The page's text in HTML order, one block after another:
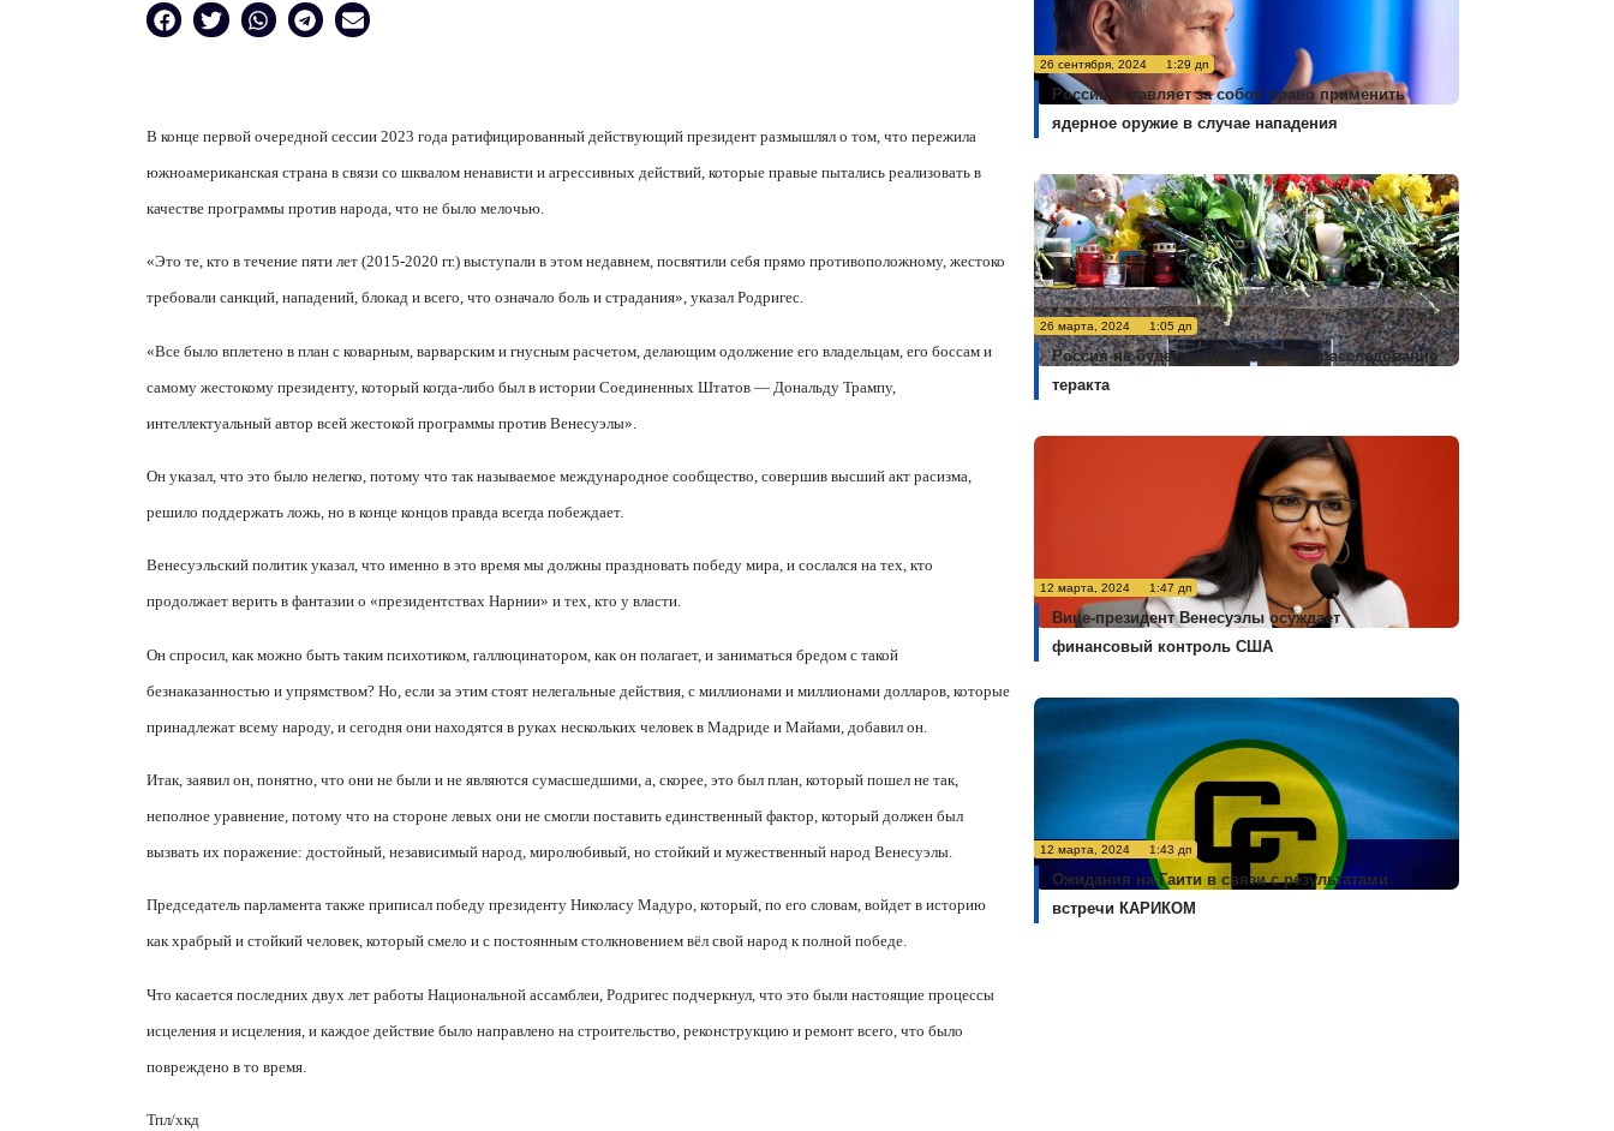
В конце первой очередной сессии 2023 года ратифицированный действующий президент размышлял о том, что пережила
южноамериканская страна в связи со шквалом ненависти и агрессивных действий, которые правые пытались реализовать в
качестве программы против народа, что не было мелочью.
«Это те, кто в течение пяти лет (2015-2020 гг.) выступали в этом недавнем, посвятили себя прямо противоположному, жестоко
требовали санкций, нападений, блокад и всего, что означало боль и страдания», указал Родригес.
«Все было вплетено в план с коварным, варварским и гнусным расчетом, делающим одолжение его владельцам, его боссам и
самому жестокому президенту, который когда-либо был в истории Соединенных Штатов — Дональду Трампу,
интеллектуальный автор всей жестокой программы против Венесуэлы».
Он указал, что это было нелегко, потому что так называемое международное сообщество, совершив высший акт расизма,
решило поддержать ложь, но в конце концов правда всегда побеждает.
Венесуэльский политик указал, что именно в это время мы должны праздновать победу мира, и сослался на тех, кто
продолжает верить в фантазии о «президентствах Нарнии» и тех, кто у власти.
Он спросил, как можно быть таким психотиком, галлюцинатором, как он полагает, и заниматься бредом с такой
безнаказанностью и упрямством? Но, если за этим стоят нелегальные действия, с миллионами и миллионами долларов, которые
принадлежат всему народу, и сегодня они находятся в руках нескольких человек в Мадриде и Майами, добавил он.
Итак, заявил он, понятно, что они не были и не являются сумасшедшими, а, скорее, это был план, который пошел не так,
неполное уравнение, потому что на стороне левых они не смогли поставить единственный фактор, который должен был
вызвать их поражение: достойный, независимый народ, миролюбивый, но стойкий и мужественный народ Венесуэлы.
Председатель парламента также приписал победу президенту Николасу Мадуро, который, по его словам, войдет в историю
как храбрый и стойкий человек, который смело и с постоянным столкновением вёл свой народ к полной победе.
Что касается последних двух лет работы Национальной ассамблеи, Родригес подчеркнул, что это были настоящие процессы
исцеления и исцеления, и каждое действие было направлено на строительство, реконструкцию и ремонт всего, что было
повреждено в то время.
Тпл/хкд
26 сентября, 2024 1:29 дп
Россия оставляет за собой право применить
ядерное оружие в случае нападения
26 марта, 2024 1:05 дп
Россия не будет комментировать расследование
теракта
12 марта, 2024 1:47 дп
Вице-президент Венесуэлы осуждает
финансовый контроль США
12 марта, 2024 1:43 дп
Ожидания на Гаити в связи с результатами
встречи КАРИКОМ